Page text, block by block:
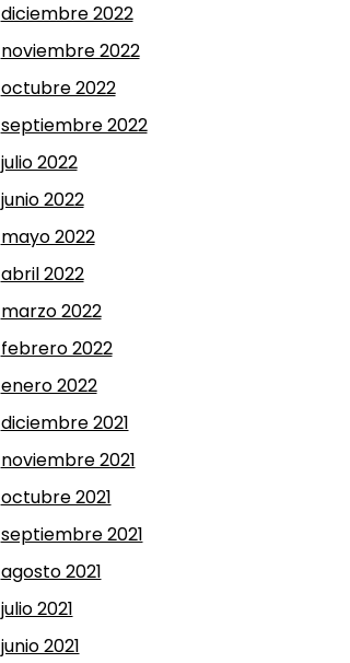
diciembre 2022
noviembre 2022
octubre 2022
septiembre 2022
julio 2022
junio 2022
mayo 2022
abril 2022
marzo 2022
febrero 2022
enero 2022
diciembre 2021
noviembre 2021
octubre 2021
septiembre 2021
agosto 2021
julio 2021
junio 2021